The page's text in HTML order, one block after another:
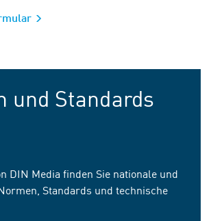
und Standards
DIN Media finden Sie nationale und
Standards und technische